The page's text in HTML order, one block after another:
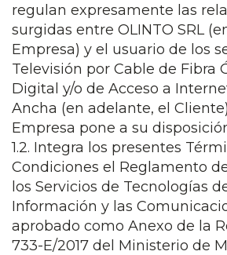
regulan expresamente las
surgidas entre OLINTO SRL
Empresa) y el usuario de los
Televisión por Cable de Fibra
Digital y/o de Acceso a
Ancha (en adelante, el
Empresa pone a su
1.2. Integra los presentes
Condiciones el Reglamento
los Servicios de Tecnologías
Información y las
aprobado como Anexo de la
733-E/2017 del Ministerio de